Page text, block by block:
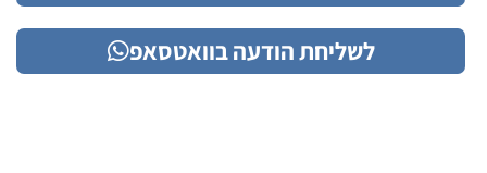
לשליחת הודעה בוואטסאפ